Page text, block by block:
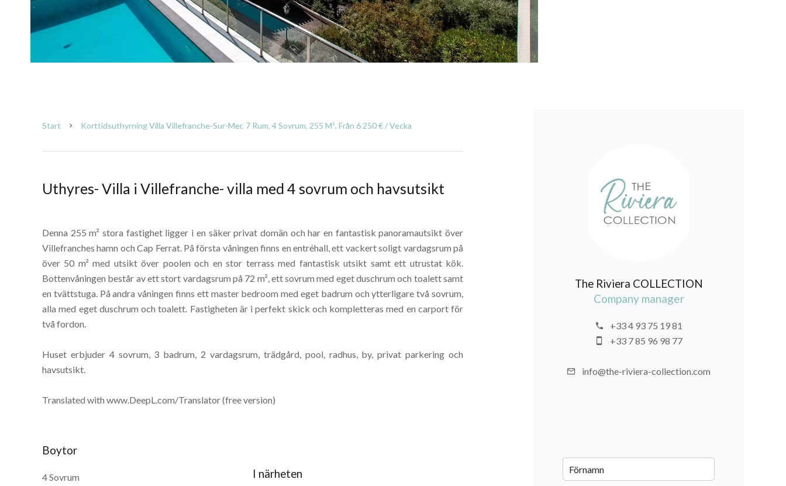
Start Korttidsuthyrning Villa Villefranche-Sur-Mer, 7 Rum, 4 Sovrum, 255 M², Från 6 250 € / Vecka
Uthyres- Villa i Villefranche- villa med 4 sovrum och havsutsikt
Denna 255 m² stora fastighet ligger i en säker privat domän och har en fantastisk panoramautsikt över
Villefranches hamn och Cap Ferrat. På första våningen finns en entréhall, ett vackert soligt vardagsrum på
över 50 m² med utsikt över poolen och en stor terrass med fantastisk utsikt samt ett utrustat kök.
Bottenvåningen består av ett stort vardagsrum på 72 m², ett sovrum med eget duschrum och toalett samt
en tvättstuga. På andra våningen finns ett master bedroom med eget badrum och ytterligare två sovrum,
alla med eget duschrum och toalett. Fastigheten är i perfekt skick och kompletteras med en carport för
två fordon.
Huset erbjuder 4 sovrum, 3 badrum, 2 vardagsrum, trädgård, pool, radhus, by, privat parkering och
havsutsikt.
Translated with www.DeepL.com/Translator (free version)
Boytor
4 Sovrum
I närheten
The Riviera COLLECTION
Company manager
+33 4 93 75 19 81
+33 7 85 96 98 77
info@the-riviera-collection.com